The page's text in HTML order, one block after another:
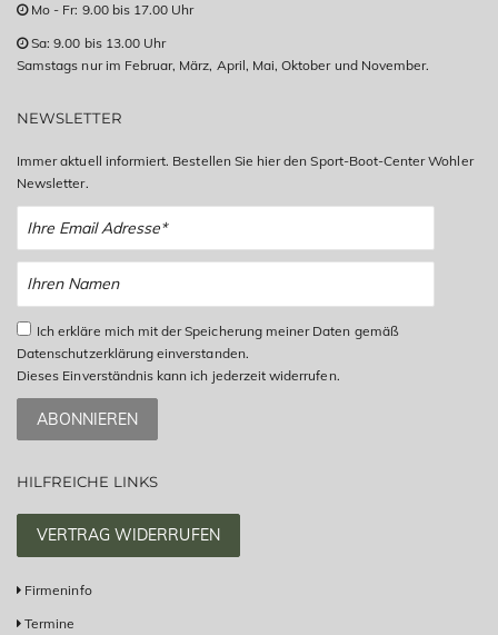
Mo - Fr: 9.00 bis 17.00 Uhr
Sa: 9.00 bis 13.00 Uhr
Samstags nur im Februar, März, April, Mai, Oktober und November.
NEWSLETTER
Immer aktuell informiert. Bestellen Sie hier den Sport-Boot-Center Wohler
Newsletter.
Ich erkläre mich mit der Speicherung meiner Daten gemäß
Datenschutzerklärung einverstanden.
Dieses Einverständnis kann ich jederzeit widerrufen.
ABONNIEREN
HILFREICHE LINKS
VERTRAG WIDERRUFEN
Firmeninfo
Termine